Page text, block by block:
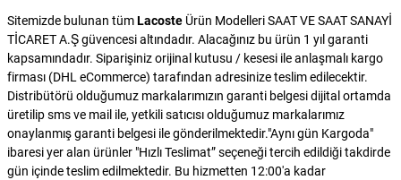
Sitemizde bulunan tümLacoste Ürün Modelleri SAAT VE SAAT SANAYİ
TİCARET A.Ş güvencesi altındadır. Alacağınız bu ürün 1 yıl garanti
kapsamındadır. Siparişiniz orijinal kutusu / kesesi ile anlaşmalı kargo
firması (DHL eCommerce) tarafından adresinize teslim edilecektir.
Distribütörü olduğumuz markalarımızın garanti belgesi dijital ortamda
üretilip sms ve mail ile, yetkili satıcısı olduğumuz markalarımız
onaylanmış garanti belgesi ile gönderilmektedir."Aynı gün Kargoda"
ibaresi yer alan ürünler "Hızlı Teslimat” seçeneği tercih edildiği takdirde
gün içinde teslim edilmektedir. Bu hizmetten 12:00'a kadar